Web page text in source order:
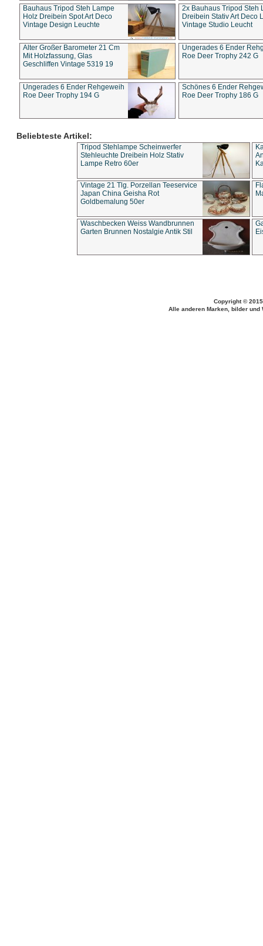
Bauhaus Tripod Steh Lampe
Holz Dreibein Spot Art Deco
Vintage Design Leuchte
2x Bauhaus Tripod Steh
Dreibein Stativ Art Deco
Vintage Studio Leucht
Alter Großer Barometer 21 Cm
Mit Holzfassung, Glas
Geschliffen Vintage 5319 19
Ungerades 6 Ender
Roe Deer Trophy 242 G
Ungerades 6 Ender Rehgeweih
Roe Deer Trophy 194 G
Schönes 6 Ender
Roe Deer Trophy 186 G
Beliebteste Artikel:
Tripod Stehlampe Scheinwerfer
Stehleuchte Dreibein Holz Stativ
Lampe Retro 60er
Vintage 21 Tlg. Porzellan Teeservice
Japan China Geisha Rot
Goldbemalung 50er
Waschbecken Weiss Wandbrunnen
Garten Brunnen Nostalgie Antik Stil
Copyright ©
Alle anderen Marken, bilder und